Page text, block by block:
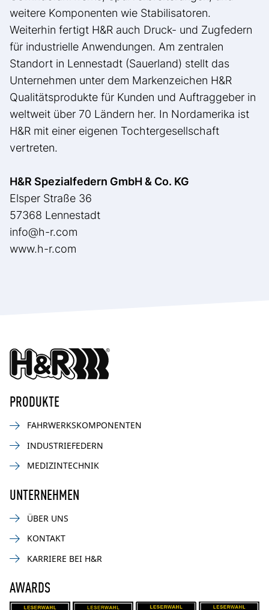
weitere Komponenten wie Stabilisatoren.
Weiterhin fertigt H&R auch Druck- und Zugfedern
für industrielle Anwendungen. Am zentralen
Standort in Lennestadt (Sauerland) stellt das
Unternehmen unter dem Markenzeichen H&R
Qualitätsprodukte für Kunden und Auftraggeber in
weltweit über 70 Ländern her. In Nordamerika ist
H&R mit einer eigenen Tochtergesellschaft
vertreten.
H&R Spezialfedern GmbH & Co. KG
Elsper Straße 36
57368 Lennestadt
info@h-r.com
www.h-r.com
PRODUKTE
FAHRWERKSKOMPONENTEN
INDUSTRIEFEDERN
MEDIZINTECHNIK
UNTERNEHMEN
ÜBER UNS
KONTAKT
KARRIERE BEI H&R
AWARDS